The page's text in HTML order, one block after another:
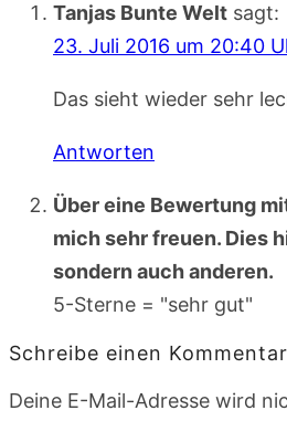
Tanjas Bunte Welt sagt:
23. Juli 2016 um 20:40
Das sieht wieder sehr
Antworten
Über eine Bewertung
mich sehr freuen. Dies
sondern auch anderen.
5-Sterne = "sehr gut"
Schreibe einen Kommentar
Deine E-Mail-Adresse wird